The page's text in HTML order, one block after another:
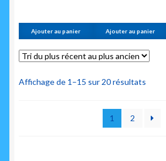
Ajouter au panier Ajouter au panier
Affichage de 1–15 sur 20 résultats
récent
1 2